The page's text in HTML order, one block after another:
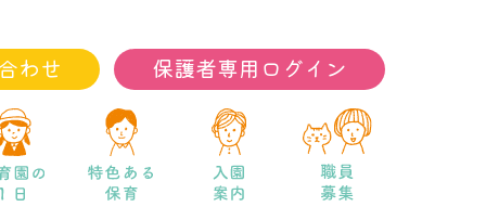
わせ 保護者専用ログイン